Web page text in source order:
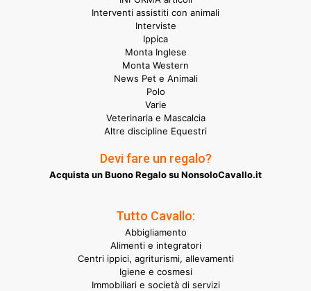
Interventi assistiti con animali
Interviste
Ippica
Monta Inglese
Monta Western
News Pet e Animali
Polo
Varie
Veterinaria e Mascalcia
Altre discipline Equestri
Devi fare un regalo?
Acquista un Buono Regalo su NonsoloCavallo.it
Tutto Cavallo:
Abbigliamento
Alimenti e integratori
Centri ippici, agriturismi, allevamenti
Igiene e cosmesi
Immobiliari e società di servizi